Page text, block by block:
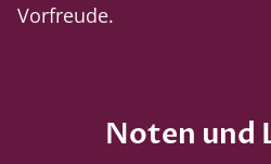
Vorfreude.
Noten und